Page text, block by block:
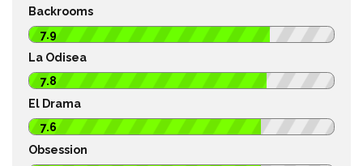
Backrooms
7.9
La Odisea
7.8
El Drama
7.6
Obsession